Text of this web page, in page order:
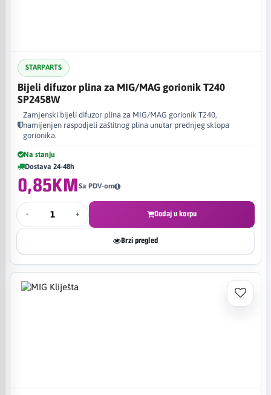
STARPARTS
Bijeli difuzor plina za MIG/MAG gorionik T240
SP2458W
Zamjenski bijeli difuzor plina za MIG/MAG gorionik T240,
namijenjen raspodjeli zaštitnog plina unutar prednjeg sklopa
gorionika.
Na stanju
Dostava 24-48h
0,85KMSa PDV-om
- + Dodaj u korpu
Brzi pregled